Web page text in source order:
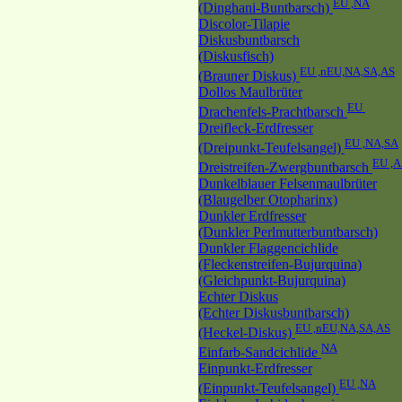
(Dinghani-Buntbarsch) EU ,NA
Discolor-Tilapie
Diskusbuntbarsch
(Diskusfisch)
(Brauner Diskus) EU ,nEU,NA,SA,AS
Dollos Maulbrüter
Drachenfels-Prachtbarsch EU
Dreifleck-Erdfresser
(Dreipunkt-Teufelsangel) EU ,NA,SA
Dreistreifen-Zwergbuntbarsch EU
Dunkelblauer Felsenmaulbrüter
(Blaugelber Otopharinx)
Dunkler Erdfresser
(Dunkler Perlmutterbuntbarsch)
Dunkler Flaggencichlide
(Fleckenstreifen-Bujurquina)
(Gleichpunkt-Bujurquina)
Echter Diskus
(Echter Diskusbuntbarsch)
(Heckel-Diskus) EU ,nEU,NA,SA,AS
Einfarb-Sandcichlide NA
Einpunkt-Erdfresser
(Einpunkt-Teufelsangel) EU ,NA